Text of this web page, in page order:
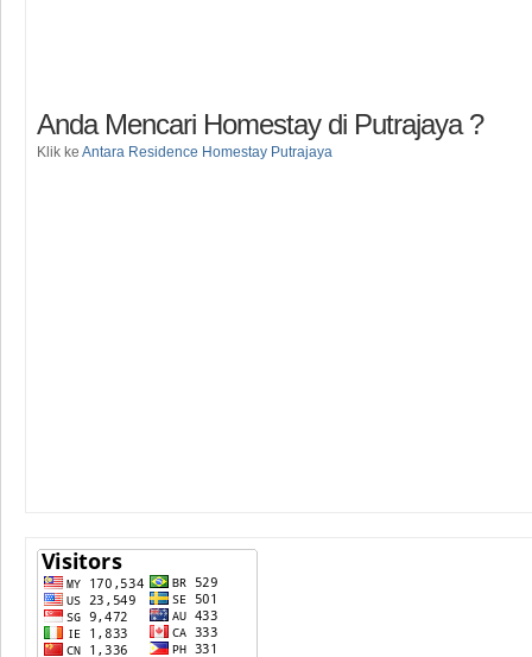
Anda Mencari Homestay di Putrajaya ?
Klik ke Antara Residence Homestay Putrajaya